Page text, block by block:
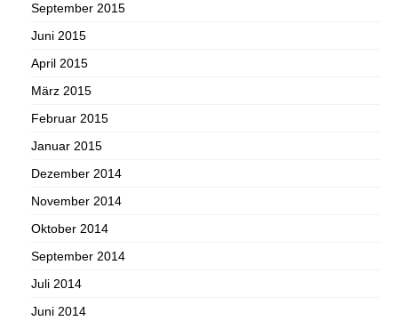
September 2015
Juni 2015
April 2015
März 2015
Februar 2015
Januar 2015
Dezember 2014
November 2014
Oktober 2014
September 2014
Juli 2014
Juni 2014